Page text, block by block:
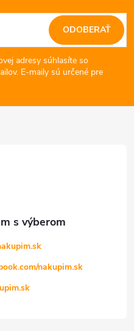
adresy súhlasíte so
E-maily sú určené pre
ODOBERAŤ
nakupim.sk